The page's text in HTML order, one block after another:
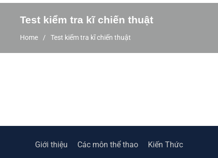
Test kiểm tra kĩ chiến thuật
Home Test kiểm tra kĩ chiến thuật
Giới thiệu Các môn thể thao
Kiến Thức